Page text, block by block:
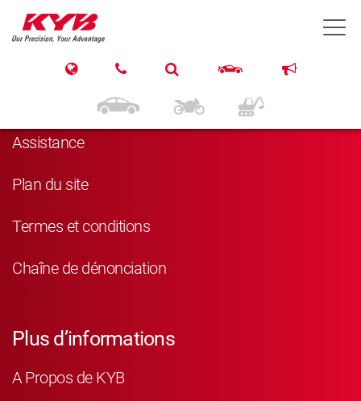
Navigation
Assistance
Plan du site
Termes et conditions
Chaîne de dénonciation
Plus d’informations
A Propos de KYB